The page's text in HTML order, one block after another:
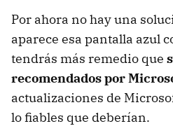
Por ahora no hay una
aparece esa pantalla azul
tendrás más remedio que
recomendados por
actualizaciones de
lo fiables que deberían.